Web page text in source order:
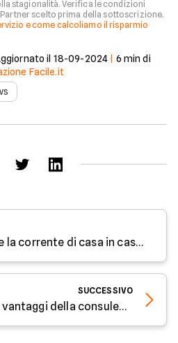
stagionalità. Verifica le condizioni
scelto prima della sottoscrizione.
e come calcoliamo il risparmio
il 18-09-2024 6 min di
Facile.it
Come riattaccare la corrente di casa in caso di guasto, morosità o trasloco
SUCCESSIVO
Offerte Luce e Gas: i vantaggi della consulenza telefonica